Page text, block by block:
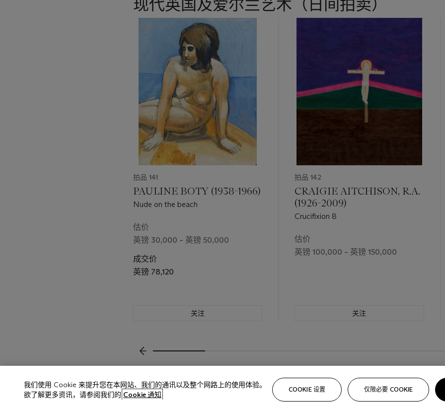
现代英国及爱尔兰艺术（日间拍卖）
拍品 141
PAULINE BOTY (1938-1966)
Nude on the beach
估价
英镑 30,000 – 英镑 50,000
成交价
英镑 78,120
关注
拍品 142
CRAIGIE AITCHISON, R.A.
(1926-2009)
Crucifixion 8
估价
英镑 100,000 – 英镑 150,000
关注
我们使用 Cookie 来提升您在本网站、我们的通讯以及整个网路上的使用体验。
欲了解更多资讯，请参阅我们的 Cookie 通知
COOKIE 设置 仅限必要 COOKIE